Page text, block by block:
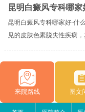
昆明白癜风专科哪
昆明白癜风专科哪家好-什
见的皮肤色素脱失性疾病，
来院路线 图文